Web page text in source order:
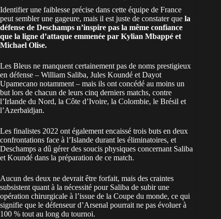
Identifier une faiblesse précise dans cette équipe de France
peut sembler une gageure, mais il est juste de constater que la
défense de Deschamps n’inspire pas la même confiance
que la ligne d’attaque emmenée par Kylian Mbappé et
Michael Olise.
Les Bleus ne manquent certainement pas de noms prestigieux
en défense – William Saliba, Jules Koundé et Dayot
Upamecano notamment – mais ils ont concédé au moins un
but lors de chacun de leurs cinq derniers matchs, contre
l’Irlande du Nord, la Côte d’Ivoire, la Colombie, le Brésil et
l’Azerbaïdjan.
Les finalistes 2022 ont également encaissé trois buts en deux
confrontations face à l’Islande durant les éliminatoires, et
Deschamps a dû gérer des soucis physiques concernant Saliba
et Koundé dans la préparation de ce match.
Aucun des deux ne devrait être forfait, mais des craintes
subsistent quant à la nécessité pour Saliba de subir une
opération chirurgicale à l’issue de la Coupe du monde, ce qui
signifie que le défenseur d’Arsenal pourrait ne pas évoluer à
100 % tout au long du tournoi.